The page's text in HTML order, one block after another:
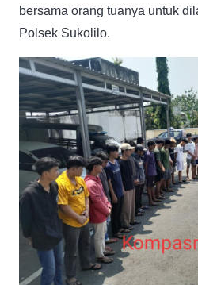
bersama orang tuanya untuk
Polsek Sukolilo.